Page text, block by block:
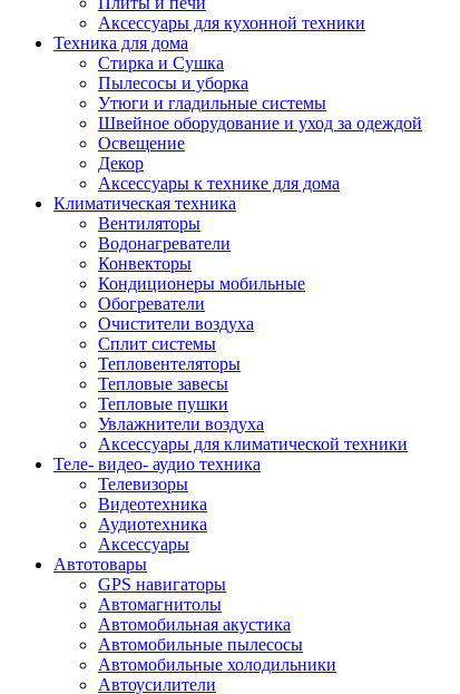
Аксессуары для кухонной техники
Техника для дома
Стирка и Сушка
Пылесосы и уборка
Утюги и гладильные системы
Швейное оборудование и уход за одеждой
Освещение
Декор
Аксессуары к технике для дома
Климатическая техника
Вентиляторы
Водонагреватели
Конвекторы
Кондиционеры мобильные
Обогреватели
Очистители воздуха
Сплит системы
Тепловентеляторы
Тепловые завесы
Тепловые пушки
Увлажнители воздуха
Аксессуары для климатической техники
Теле- видео- аудио техника
Телевизоры
Видеотехника
Аудиотехника
Аксессуары
Автотовары
GPS навигаторы
Автомагнитолы
Автомобильная акустика
Автомобильные пылесосы
Автомобильные холодильники
Автоусилители